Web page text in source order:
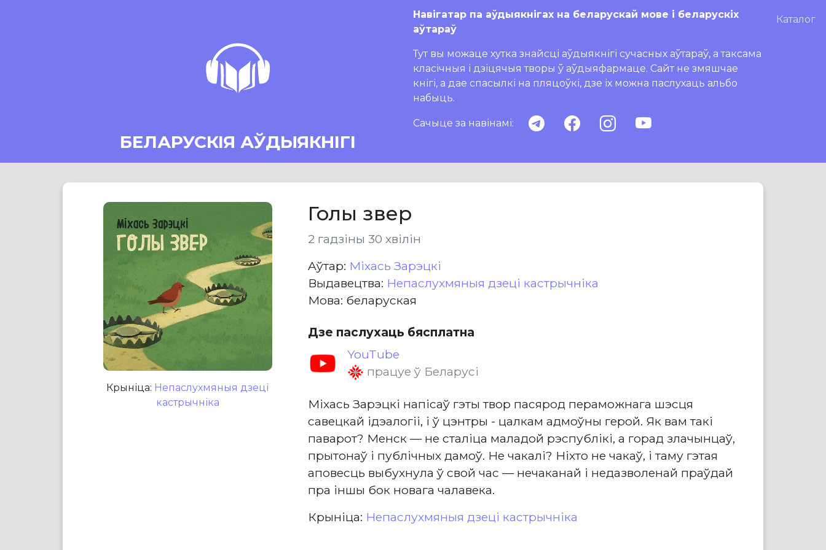
БЕЛАРУСКІЯ АЎДЫЯКНІГІ
Навігатар па аўдыякнігах на беларускай мове і беларускіх
аўтараў
Тут вы можаце хутка знайсці аўдыякнігі сучасных аўтараў, а таксама
класічныя і дзіцячыя творы ў аўдыяфармаце. Сайт не змяшчае
кнігі, а дае спасылкі на пляцоўкі, дзе іх можна паслухаць альбо
набыць.
Сачыце за навінамі:
Каталог
Крыніца: Непаслухмяныя дзеці
кастрычніка
Голы звер
2 гадзіны 30 хвілін
Aўтар: Міхась Зарэцкі
Выдавецтва: Непаслухмяныя дзеці кастрычніка
Мова: беларуская
Дзе паслухаць бясплатна
YouTube
працуе ў Беларусі
Міхась Зарэцкі напісаў гэты твор пасярод пераможнага шэсця
савецкай ідэалогіі, і ў цэнтры - цалкам адмоўны герой. Як вам такі
паварот? Менск — не сталіца маладой рэспублікі, а горад злачынцаў,
прытонаў і публічных дамоў. Не чакалі? Ніхто не чакаў, і таму гэтая
аповесць выбухнула ў свой час — нечаканай і недазволенай праўдай
пра іншы бок новага чалавека.
Крыніца: Непаслухмяныя дзеці кастрычніка